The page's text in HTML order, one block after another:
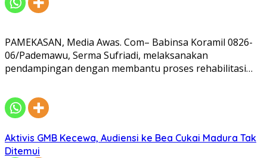
PAMEKASAN, Media Awas. Com– Babinsa Koramil 0826-
06/Pademawu, Serma Sufriadi, melaksanakan
pendampingan dengan membantu proses rehabilitasi…
Aktivis GMB Kecewa, Audiensi ke Bea Cukai Madura Tak
Ditemui